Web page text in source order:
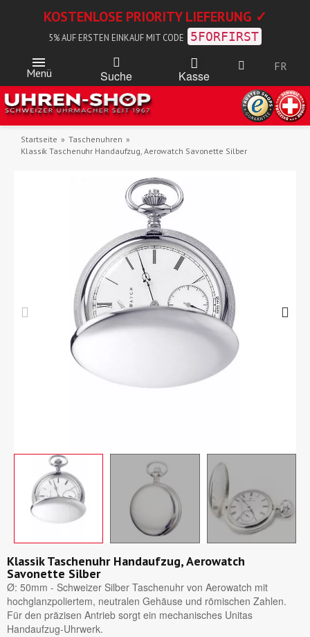
KOSTENLOSE PRIORITY LIEFERUNG ✓
5% AUF ERSTEN EINKAUF MIT CODE 5FORFIRST
Menü Suche Kasse
FR
Startseite
Taschenuhren
Klassik Taschenuhr Handaufzug, Aerowatch Savonette Silber
Klassik Taschenuhr Handaufzug, Aerowatch
Savonette Silber
Ø: 50mm - Schweizer Silber Taschenuhr von Aerowatch mit
hochglanzpoliertem, neutralen Gehäuse und römischen Zahlen.
Für den präzisen Antrieb sorgt ein mechanisches Unitas
Handaufzug-Uhrwerk.